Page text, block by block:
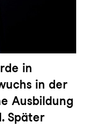
in
in der
Ausbildung
Später